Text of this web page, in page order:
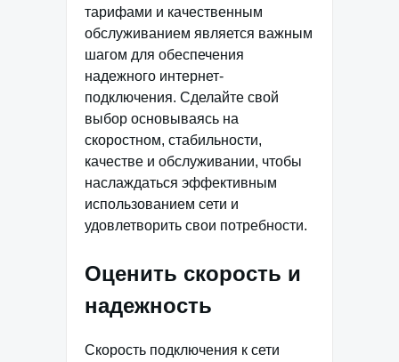
тарифами и качественным
обслуживанием является важным
шагом для обеспечения
надежного интернет-
подключения. Сделайте свой
выбор основываясь на
скоростном, стабильности,
качестве и обслуживании, чтобы
наслаждаться эффективным
использованием сети и
удовлетворить свои потребности.
Оценить скорость и
надежность
Скорость подключения к сети